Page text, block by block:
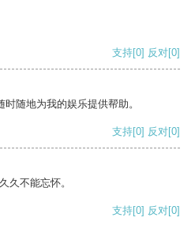
支持[0] 反对[0]
随地为我的娱乐提供帮助。
支持[0] 反对[0]
久不能忘怀。
支持[0] 反对[0]